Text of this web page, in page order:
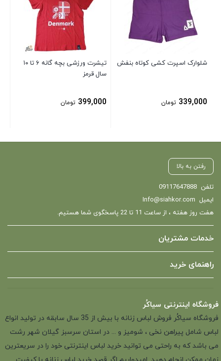
شلوارک اسپرت کشی کوتاه بنفش
339,000 تومان
تیشرت ورزشی بچه گانه ۶ تا ۱۰
سال قرمز
399,000 تومان
رفتن به بالا
تلفن 09117647888
ایمیل Info@siahkor.com
هفت روز هفته ، از ساعت 11 تا 22 پاسخگوی شما هستیم.
خدمات مشتریان
راهنمای خرید
فروشگاه اینترنتی سیاکُر
فروشگاه سیاکُر فروش لباس زنانه با بیش از 35 سال سابقه در تولید انواع
لباس شامل پیراهن نخی ، شومیز و ... در استان سرسبز گیلان شهر رشت
می باشد که به راحتی می توانید خرید لباس اینترنتی خود را در سریعترین